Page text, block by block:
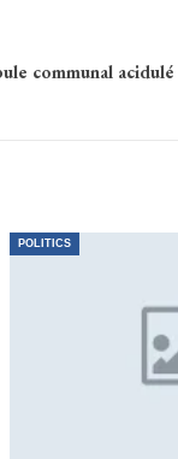
communal
POLITICS